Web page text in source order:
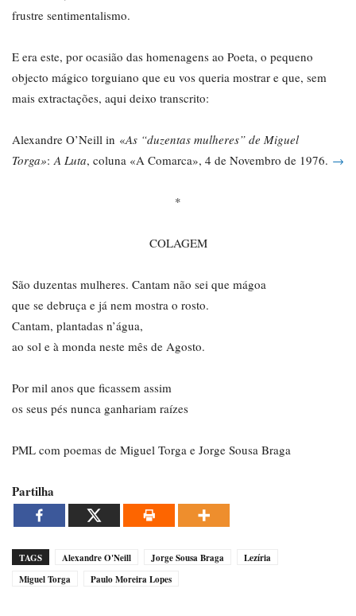
frustre sentimentalismo.
E era este, por ocasião das homenagens ao Poeta, o pequeno
objecto mágico torguiano que eu vos queria mostrar e que, sem
mais extractações, aqui deixo transcrito:
Alexandre O’Neill in «As “duzentas mulheres” de Miguel
Torga»:A Luta, coluna «A Comarca», 4 de Novembro de 1976. →
*
COLAGEM
São duzentas mulheres. Cantam não sei que mágoa
que se debruça e já nem mostra o rosto.
Cantam, plantadas n’água,
ao sol e à monda neste mês de Agosto.
Por mil anos que ficassem assim
os seus pés nunca ganhariam raízes
PML com poemas de Miguel Torga e Jorge Sousa Braga
Partilha
TAGS Alexandre O'Neill Jorge Sousa Braga
Lezíria
Miguel Torga
Paulo Moreira Lopes